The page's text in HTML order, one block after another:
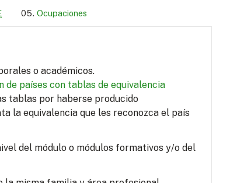
Ocupaciones
o académicos.
de países con tablas de equivalencia
tablas por haberse producido
la equivalencia que les reconozca el país
del módulo o módulos formativos y/o del